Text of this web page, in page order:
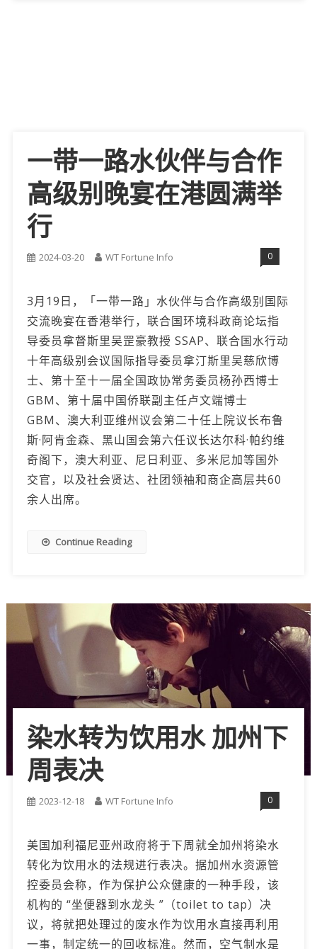
一带一路水伙伴与合作
高级别晚宴在港圆满举
行
2024-03-20 WT Fortune Info 0
3月19日，「一带一路」水伙伴与合作高级别国际
交流晚宴在香港举行，联合国环境科政商论坛指
导委员拿督斯里吴罡豪教授 SSAP、联合国水行动
十年高级别会议国际指导委员拿汀斯里吴慈欣博
士、第十至十一届全国政协常务委员杨孙西博士
GBM、第十届中国侨联副主任卢文端博士
GBM、澳大利亚维州议会第二十任上院议长布鲁
斯·阿肯金森、黑山国会第六任议长达尔科·帕约维
奇阁下，澳大利亚、尼日利亚、多米尼加等国外
交官，以及社会贤达、社团领袖和商企高层共60
余人出席。
Continue Reading
染水转为饮用水 加州下
周表决
2023-12-18 WT Fortune Info 0
美国加利福尼亚州政府将于下周就全加州将染水
转化为饮用水的法规进行表决。据加州水资源管
控委员会称，作为保护公众健康的一种手段，该
机构的 “坐便器到水龙头 ”（toilet to tap）决
议，将就把处理过的废水作为饮用水直接再利用
一事，制定统一的回收标准。然而，空气制水是